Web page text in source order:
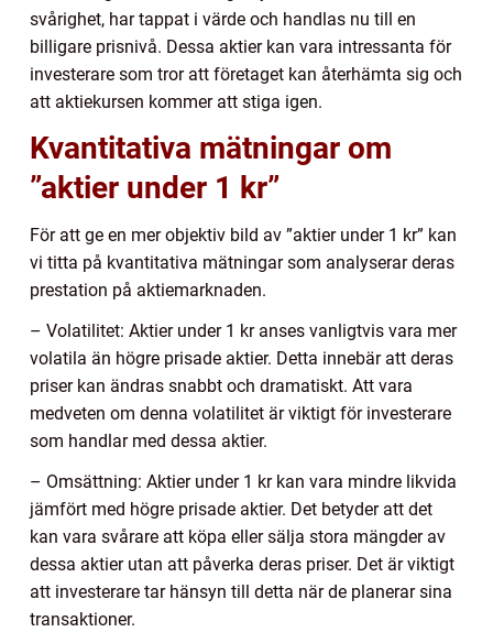
svårighet, har tappat i värde och handlas nu till en
billigare prisnivå. Dessa aktier kan vara intressanta för
investerare som tror att företaget kan återhämta sig och
att aktiekursen kommer att stiga igen.
Kvantitativa mätningar om
”aktier under 1 kr”
För att ge en mer objektiv bild av ”aktier under 1 kr” kan
vi titta på kvantitativa mätningar som analyserar deras
prestation på aktiemarknaden.
– Volatilitet: Aktier under 1 kr anses vanligtvis vara mer
volatila än högre prisade aktier. Detta innebär att deras
priser kan ändras snabbt och dramatiskt. Att vara
medveten om denna volatilitet är viktigt för investerare
som handlar med dessa aktier.
– Omsättning: Aktier under 1 kr kan vara mindre likvida
jämfört med högre prisade aktier. Det betyder att det
kan vara svårare att köpa eller sälja stora mängder av
dessa aktier utan att påverka deras priser. Det är viktigt
att investerare tar hänsyn till detta när de planerar sina
transaktioner.